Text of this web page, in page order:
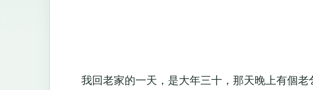
我回老家的一天，是大年三十，那天晚上有個老